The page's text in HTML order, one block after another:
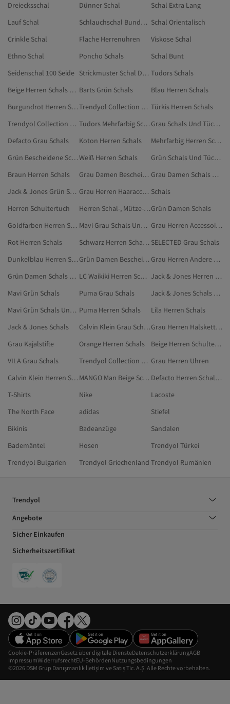
Dreiecksschal
Dünner Schal
Schal Extra Lang
Lauf Schal
Schlauchschal Bundeswehr Schal Orientalisch
Crinkle Schal
Flache Herrenuhren
Viskose Schal
Ethno Schal
Poncho Schals
Schal Bunt
Seidenschal 100 Seide
Strickmuster Schal Dünne Wolle Tudors Schals
Beige Herren Schals Und Tücher Barts Grün Schals
Blau Herren Schals
Burgundrot Herren Schals
Trendyol Collection Grau Schals Türkis Herren Schals
Trendyol Collection Grün Schals
Tudors Mehrfarbig Schals
Grau Schals Und Tücher
Defacto Grau Schals
Koton Herren Schals
Mehrfarbig Herren Schals Und Tücher
Grün Bescheidene SchalsWeiß Herren Schals
Grün Schals Und Tücher
Braun Herren Schals
Grau Damen Bescheidene Schals
Grau Damen Schals Und Tücher
Jack & Jones Grün Schals Und Tücher
Grau Herren Haaraccessoires Schals
Herren Schultertuch
Herren Schal-, Mütze- Und Handschuh-SetsGrün Damen Schals
Goldfarben Herren Schals
Mavi Grau Schals Und Tücher
Grau Herren Accessoires
Rot Herren Schals
Schwarz Herren Schal-, Mütze- Und Handschuh-Sets SELECTED Grau Schals
Dunkelblau Herren Schal-, Mütze- Und Handschuh-Sets
Grün Damen Bescheidene Schals
Grau Herren Andere Haar-Accessoires
Grün Damen Schals Und Tücher
LC Waikiki Herren Schals
Jack & Jones Herren Schals
Mavi Grün Schals
Puma Grau Schals
Jack & Jones Schals Und Tücher
Mavi Grün Schals Und Tücher Puma Herren Schals
Lila Herren Schals
Jack & Jones Schals
Calvin Klein Grau Schals
Grau Herren Halsketten
Grau Kajalstifte
Orange Herren Schals
Beige Herren Schultertuch
VILA Grau Schals
Trendyol Collection Schals Und Tücher Grau Herren Uhren
Calvin Klein Herren Schals
MANGO Man Beige Schals
Defacto Herren Schal-, Mütze- Und Handschuh-Sets
T-Shirts
Nike
Lacoste
The North Face
adidas
Stiefel
Bikinis
Badeanzüge
Sandalen
Bademäntel
Hosen
Trendyol Türkei
Trendyol Bulgarien
Trendyol Griechenland Trendyol Rumänien
Trendyol
Angebote
Sicher Einkaufen
Sicherheitszertifikat
©2026 DSM Grup Danışmanlık İletişim ve Satış Tic. A.Ş. Alle Rechte vorbehalten.
Cookie-PräferenzenGesetz über digitale DiensteDatenschutzerklärungAGB
ImpressumWiderrufsrechtEU-BehördenNutzungsbedingungen